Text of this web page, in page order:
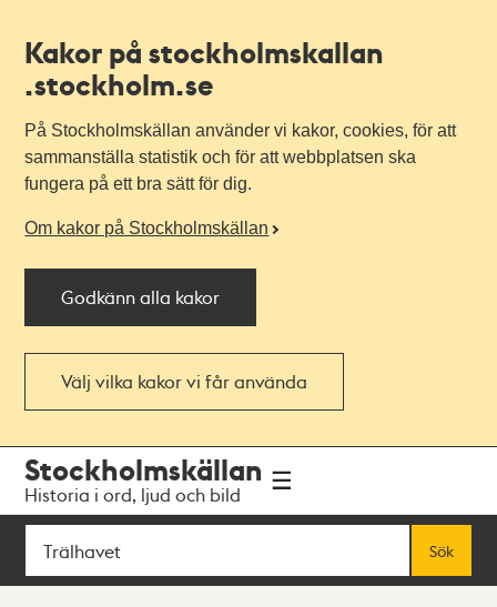
Kakor på stockholmskallan
.stockholm.se
På Stockholmskällan använder vi kakor, cookies, för att
sammanställa statistik och för att webbplatsen ska
fungera på ett bra sätt för dig.
Om kakor på Stockholmskällan
Godkänn alla kakor
Välj vilka kakor vi får använda
navigationen
huvudinnehållet
Stockholmskällan
Historia i ord, ljud och bild
Sök
Sök